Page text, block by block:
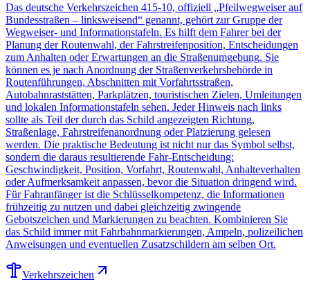
Das deutsche Verkehrszeichen 415-10, offiziell „Pfeilwegweiser auf
Bundesstraßen – linksweisend“ genannt, gehört zur Gruppe der
Wegweiser- und Informationstafeln. Es hilft dem Fahrer bei der
Planung der Routenwahl, der Fahrstreifenposition, Entscheidungen
zum Anhalten oder Erwartungen an die Straßenumgebung. Sie
können es je nach Anordnung der Straßenverkehrsbehörde in
Routenführungen, Abschnitten mit Vorfahrtsstraßen,
Autobahnraststätten, Parkplätzen, touristischen Zielen, Umleitungen
und lokalen Informationstafeln sehen. Jeder Hinweis nach links
sollte als Teil der durch das Schild angezeigten Richtung,
Straßenlage, Fahrstreifenanordnung oder Platzierung gelesen
werden. Die praktische Bedeutung ist nicht nur das Symbol selbst,
sondern die daraus resultierende Fahr-Entscheidung:
Geschwindigkeit, Position, Vorfahrt, Routenwahl, Anhalteverhalten
oder Aufmerksamkeit anpassen, bevor die Situation dringend wird.
Für Fahranfänger ist die Schlüsselkompetenz, die Informationen
frühzeitig zu nutzen und dabei gleichzeitig zwingende
Gebotszeichen und Markierungen zu beachten. Kombinieren Sie
das Schild immer mit Fahrbahnmarkierungen, Ampeln, polizeilichen
Anweisungen und eventuellen Zusatzschildern am selben Ort.
Verkehrszeichen